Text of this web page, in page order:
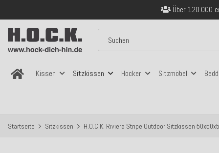
Über 120.000
Sicher
Kostenloser Versand
Sicher
Kissen Sitzkissen Hocker Sitzmöbel
Startseite Sitzkissen H.O.C.K. Riviera Stripe Outdoor Sitzkissen